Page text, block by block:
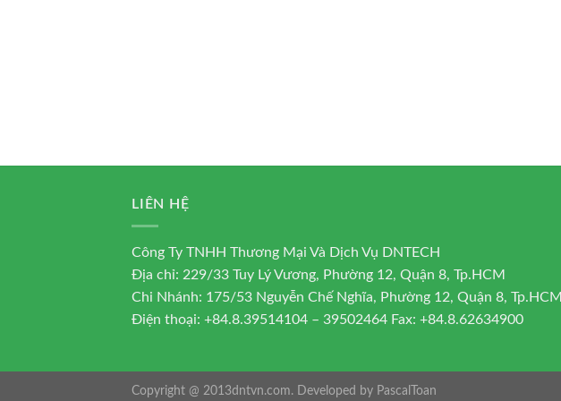
LIÊN HỆ
Công Ty TNHH Thương Mại Và Dịch Vụ DNTECH
Địa chỉ: 229/33 Tuy Lý Vương, Phường 12, Quận 8, Tp.HCM
Chi Nhánh: 175/53 Nguyễn Chế Nghĩa, Phường 12, Quận 8, Tp.HCM
Điện thoại: +84.8.39514104 – 39502464 Fax: +84.8.62634900
Copyright @ 2013dntvn.com. Developed by PascalToan